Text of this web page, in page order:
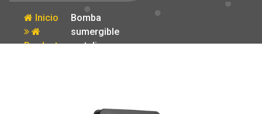
Inicio
Producto
Bomba
sumergible
metalica para